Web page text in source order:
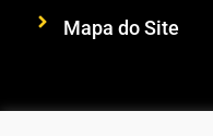
Mapa do Site